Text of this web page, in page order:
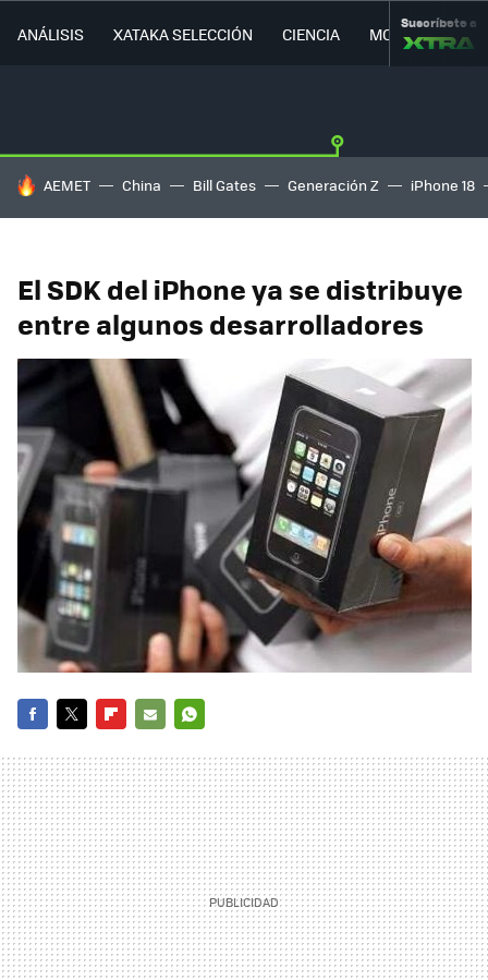
ANÁLISIS XATAKA SELECCIÓN CIENCIA MOVILIDAD
Suscríbete a
HOY SE HABLA DE
AEMET China Bill Gates Generación Z iPhone 18
El SDK del iPhone ya se distribuye
entre algunos desarrolladores
MAIL